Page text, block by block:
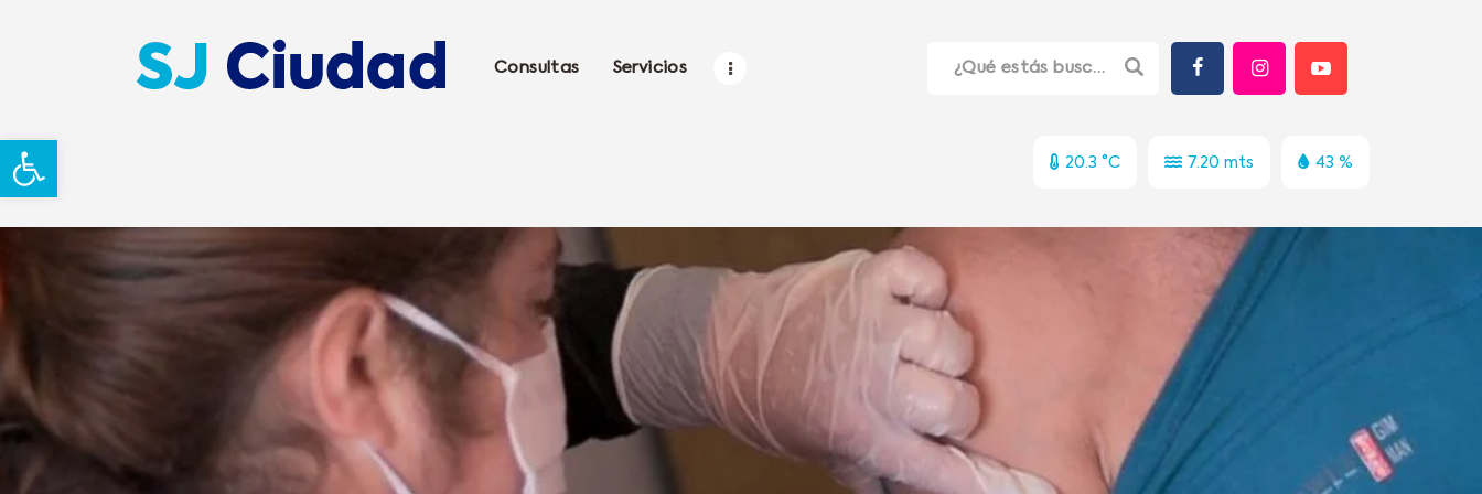
Abrir barra de herramientas
Consultas Servicios
20.3 °C 7.20 mts 43 %